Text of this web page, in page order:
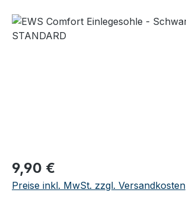
Regulärer Preis:
9,90 €
Preise inkl. MwSt. zzgl. Versandkosten